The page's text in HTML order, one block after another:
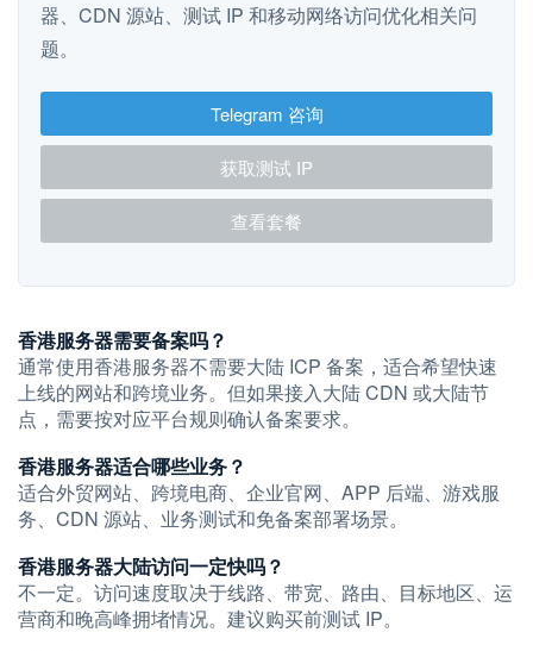
器、CDN 源站、测试 IP 和移动网络访问优化相关问
题。
Telegram 咨询
获取测试 IP
查看套餐
香港服务器需要备案吗？
通常使用香港服务器不需要大陆 ICP 备案，适合希望快速
上线的网站和跨境业务。但如果接入大陆 CDN 或大陆节
点，需要按对应平台规则确认备案要求。
香港服务器适合哪些业务？
适合外贸网站、跨境电商、企业官网、APP 后端、游戏服
务、CDN 源站、业务测试和免备案部署场景。
香港服务器大陆访问一定快吗？
不一定。访问速度取决于线路、带宽、路由、目标地区、运
营商和晚高峰拥堵情况。建议购买前测试 IP。